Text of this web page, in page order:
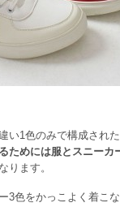
い1色のみで構成され
ためには服とスニーカ
ります。
3色をかっこよく着こ